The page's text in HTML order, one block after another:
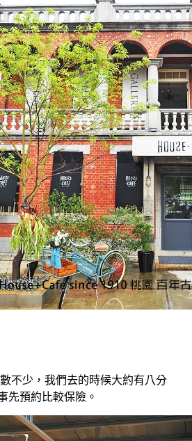
不少，我們去的時候大約有八分
先預約比較保險。